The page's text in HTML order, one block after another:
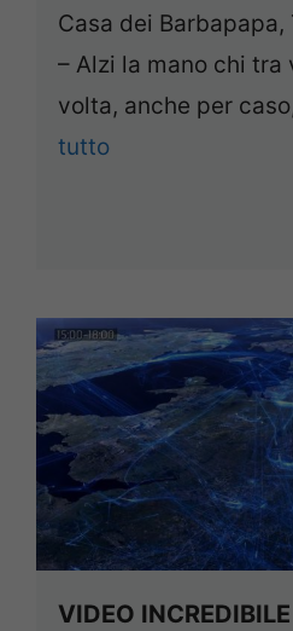
Casa dei Barbapapa,
– Alzi la mano chi tra
volta, anche per
tutto
VIDEO